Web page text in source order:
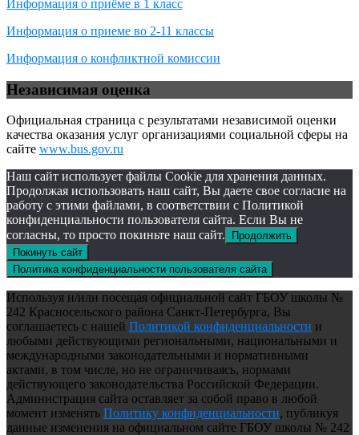
Информация о приёме в 1 класс
Информация о приеме во 2-11 классы
Информация о конфликтной комиссии
Независимая оценка
Официальная страница с результатами независимой оценки
качества оказания услуг организациями социальной сферы на
сайте www.bus.gov.ru
Наш сайт использует файлы Cookie для хранения данных.
Продолжая использовать наш сайт, Вы даете свое согласие на
работу с этими файлами, в соответствии с Политикой
конфиденциальности пользователя сайта. Если Вы не
согласны, то просто покиньте наш сайт.
Продолжить
Покинуть сайт
Политика конфиденциальности пользователя сайта
Используя и/или посещая официальной сайт ГБОУ школы №
242 Красносельского района Санкт-Петербурга, Вы
соглашаетесь с нашей Политикой конфиденциальности и
любыми действующими региональными, национальными и
международными законодательными и нормативными
актами, в том числе, но не ограничиваясь, нормами
действующего законодательства Российской Федерации.
Администрация сайта оставляет за собой право в любой
момент изменять Политику конфиденциальности, публикуя
данные изменения на официальном сайте ГБОУ школы № 242